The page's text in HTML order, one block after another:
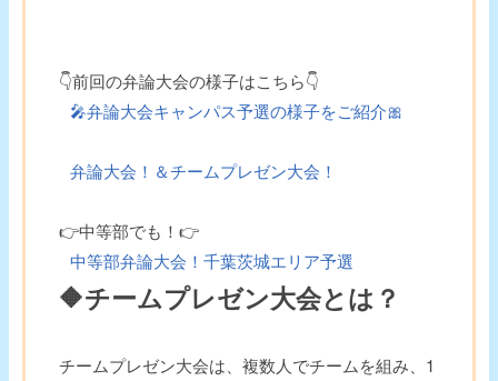
👇前回の弁論大会の様子はこちら👇
🎤弁論大会キャンパス予選の様子をご紹介🎀
弁論大会！＆チームプレゼン大会！
👉中等部でも！👉
中等部弁論大会！千葉茨城エリア予選
🔶チームプレゼン大会とは？
チームプレゼン大会は、複数人でチームを組み、1